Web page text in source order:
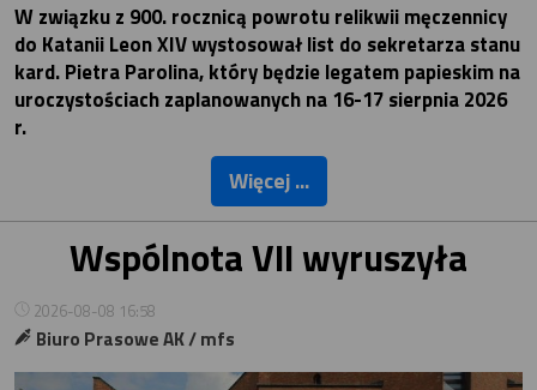
W związku z 900. rocznicą powrotu relikwii męczennicy
do Katanii Leon XIV wystosował list do sekretarza stanu
kard. Pietra Parolina, który będzie legatem papieskim na
uroczystościach zaplanowanych na 16-17 sierpnia 2026
r.
Więcej ...
Wspólnota VII wyruszyła
2026-08-08 16:58
Biuro Prasowe AK / mfs